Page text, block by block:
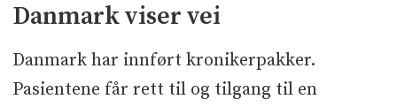
Danmark viser vei
Danmark har innført kronikerpakker.
Pasientene får rett til og tilgang til en